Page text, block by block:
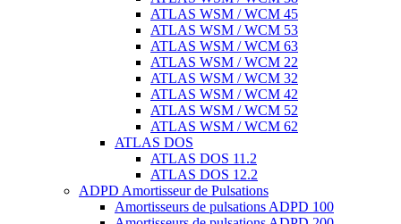
ATLAS WSM / WCM 45
ATLAS WSM / WCM 53
ATLAS WSM / WCM 63
ATLAS WSM / WCM 22
ATLAS WSM / WCM 32
ATLAS WSM / WCM 42
ATLAS WSM / WCM 52
ATLAS WSM / WCM 62
ATLAS DOS
ATLAS DOS 11.2
ATLAS DOS 12.2
ADPD Amortisseur de Pulsations
Amortisseurs de pulsations ADPD 100